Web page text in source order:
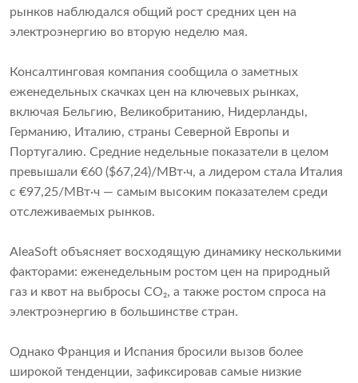
рынков наблюдался общий рост средних цен на
электроэнергию во вторую неделю мая.
Консалтинговая компания сообщила о заметных
еженедельных скачках цен на ключевых рынках,
включая Бельгию, Великобританию, Нидерланды,
Германию, Италию, страны Северной Европы и
Португалию. Средние недельные показатели в целом
превышали €60 ($67,24)/МВт·ч, а лидером стала Италия
с €97,25/МВт·ч — самым высоким показателем среди
отслеживаемых рынков.
AleaSoft объясняет восходящую динамику несколькими
факторами: еженедельным ростом цен на природный
газ и квот на выбросы CO₂, а также ростом спроса на
электроэнергию в большинстве стран.
Однако Франция и Испания бросили вызов более
широкой тенденции, зафиксировав самые низкие